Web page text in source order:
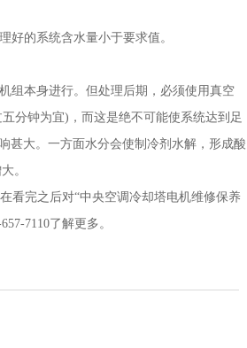
好的系统含水量小于要求值。
组本身进行。但处理后期，必须使用真空
分钟为宜)，而这是绝不可能使系统达到足
甚大。一方面水分会使制冷剂水解，形成酸
。
看完之后对“中央空调冷却塔电机维修保养
7110了解更多。